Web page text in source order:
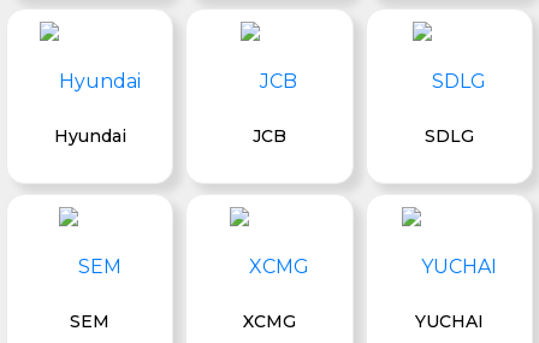
Hyundai JCB SDLG
SEM XCMG YUCHAI